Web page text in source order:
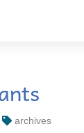
archives